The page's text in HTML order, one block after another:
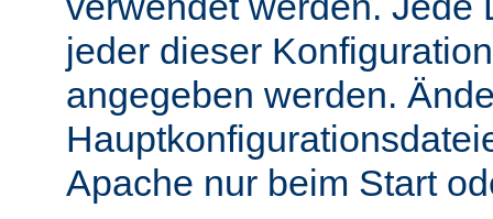
jeder dieser
angegeben werden.
Apache nur beim Start